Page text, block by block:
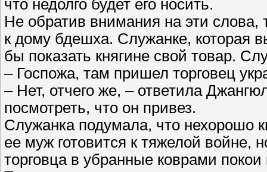
что недолго будет его носить.
Не обратив внимания на эти слова,
к дому бдешха. Служанке, которая
бы показать княгине свой товар.
– Госпожа, там пришел торговец
– Нет, отчего же, – ответила
посмотреть, что он привез.
Служанка подумала, что нехорошо
ее муж готовится к тяжелой войне,
торговца в убранные коврами покои